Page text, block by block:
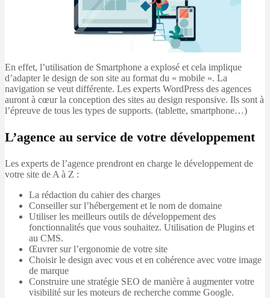
En effet, l’utilisation de Smartphone a explosé et cela implique
d’adapter le design de son site au format du « mobile ». La
navigation se veut différente. Les experts WordPress des agences
auront à cœur la conception des sites au design responsive. Ils sont à
l’épreuve de tous les types de supports. (tablette, smartphone…)
L’agence au service de votre développement
Les experts de l’agence prendront en charge le développement de
votre site de A à Z :
La rédaction du cahier des charges
Conseiller sur l’hébergement et le nom de domaine
Utiliser les meilleurs outils de développement des
fonctionnalités que vous souhaitez. Utilisation de Plugins et
au CMS.
Œuvrer sur l’ergonomie de votre site
Choisir le design avec vous et en cohérence avec votre image
de marque
Construire une stratégie SEO de manière à augmenter votre
visibilité sur les moteurs de recherche comme Google.